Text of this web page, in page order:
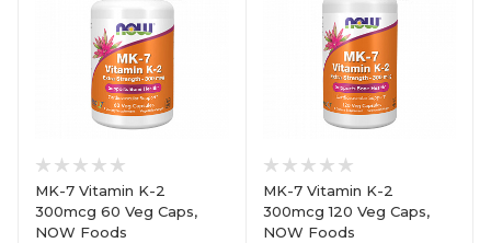
MK-7 Vitamin K-2
300mcg 60 Veg Caps,
NOW Foods
MK-7 Vitamin K-2
300mcg 120 Veg Caps,
NOW Foods